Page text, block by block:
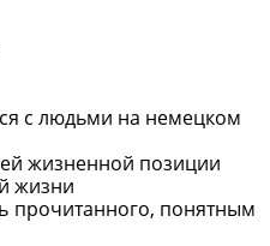
с людьми на немецком
жизненной позиции
жизни
прочитанного, понятным